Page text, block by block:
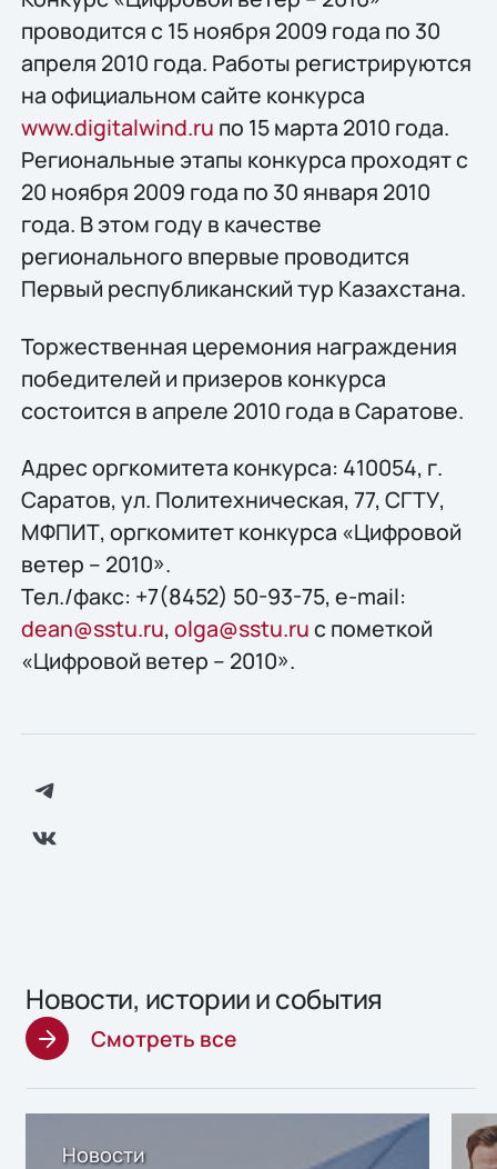
проводится с 15 ноября 2009 года по 30
апреля 2010 года. Работы регистрируются
на официальном сайте конкурса
www.digitalwind.ru по 15 марта 2010 года.
Региональные этапы конкурса проходят с
20 ноября 2009 года по 30 января 2010
года. В этом году в качестве
регионального впервые проводится
Первый республиканский тур Казахстана.
Торжественная церемония награждения
победителей и призеров конкурса
состоится в апреле 2010 года в Саратове.
Адрес оргкомитета конкурса: 410054, г.
Саратов, ул. Политехническая, 77, СГТУ,
МФПИТ, оргкомитет конкурса «Цифровой
ветер – 2010».
Тел./факс: +7(8452) 50-93-75, e-mail:
dean@sstu.ru, olga@sstu.ruс пометкой
«Цифровой ветер – 2010».
Новости, истории и события
Смотреть все
Новости